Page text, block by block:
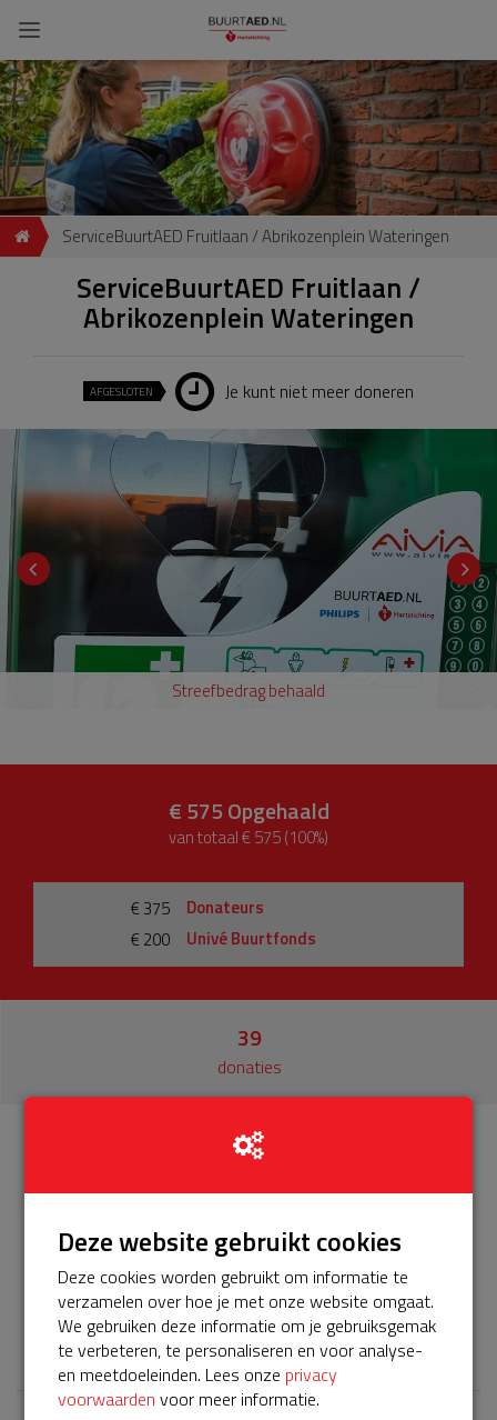
ServiceBuurtAED Fruitlaan / Abrikozenplein Wateringen
ServiceBuurtAED Fruitlaan /
Abrikozenplein Wateringen
AFGESLOTEN Je kunt niet meer doneren
Streefbedrag behaald
€ 575Opgehaald
van totaal € 575 (100%)
€ 375
Donateurs
€ 200
Univé Buurtfonds
39
donaties
Het servicepakket van onze BuurtAED verloopt bijna en
moet worden verlengd, zodat onze AED gebruiksklaar
blijft. Help je mee? Doneer voor ons servicepakket!
𝕏
Deze website gebruikt cookies
Deze cookies worden gebruikt om informatie te
verzamelen over hoe je met onze website omgaat.
We gebruiken deze informatie om je gebruiksgemak
te verbeteren, te personaliseren en voor analyse-
en meetdoeleinden. Lees onze privacy
voorwaarden voor meer informatie.